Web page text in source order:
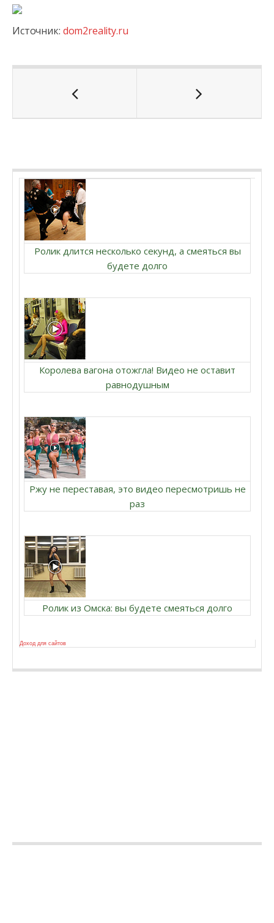
Источник: dom2reality.ru
Ролик длится несколько секунд, а смеяться вы
будете долго
Королева вагона отожгла! Видео не оставит
равнодушным
Ржу не переставая, это видео пересмотришь не
раз
Ролик из Омска: вы будете смеяться долго
Доход для сайтов